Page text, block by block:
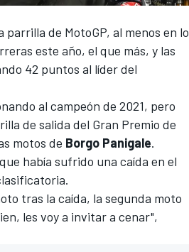
de MotoGP, al menos en lo
este año, el que más, y las
42 puntos al líder del
al campeón de 2021, pero
de salida del Gran Premio de
motos de Borgo Panigale.
había sufrido una caída en el
tras la caída, la segunda moto
les voy a invitar a cenar",